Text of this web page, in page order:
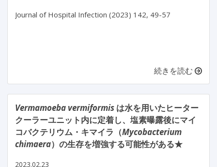
Journal of Hospital Infection (2023) 142, 49-57
続きを読む
Vermamoeba vermiformis は水を用いたヒーター
クーラーユニット内に定着し、塩素曝露後にマイ
コバクテリウム・キマイラ（Mycobacterium
chimaera）の生存を増強する可能性がある★
2023.02.23